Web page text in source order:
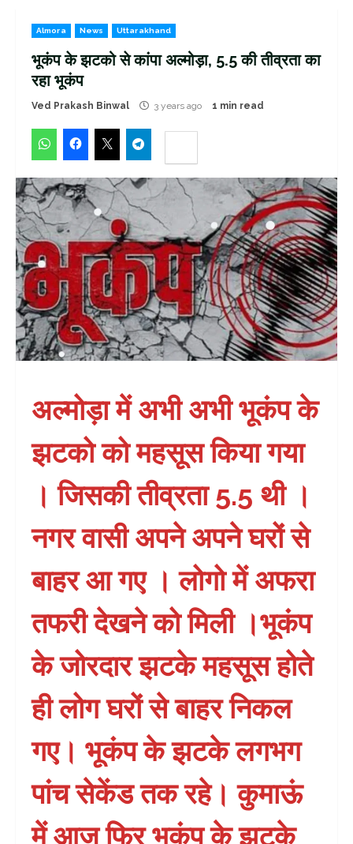
Almora News Uttarakhand
भूकंप के झटको से कांपा अल्मोड़ा, 5.5 की तीव्रता का
रहा भूकंप
Ved Prakash Binwal 3 years ago 1 min read
अल्मोड़ा में अभी अभी भूकंप के
झटको को महसूस किया गया
। जिसकी तीव्रता 5.5 थी ।
नगर वासी अपने अपने घरों से
बाहर आ गए । लोगो में अफरा
तफरी देखने को मिली ।भूकंप
के जोरदार झटके महसूस होते
ही लोग घरों से बाहर निकल
गए। भूकंप के झटके लगभग
पांच सेकेंड तक रहे। कुमाऊं
में आज फिर भूकंप के झटके